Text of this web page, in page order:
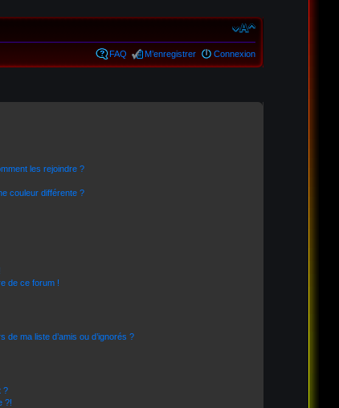
FAQ M’enregistrer Connexion
les rejoindre ?
couleur différente ?
de ce forum !
ma liste d’amis ou d’ignorés ?
?
?!